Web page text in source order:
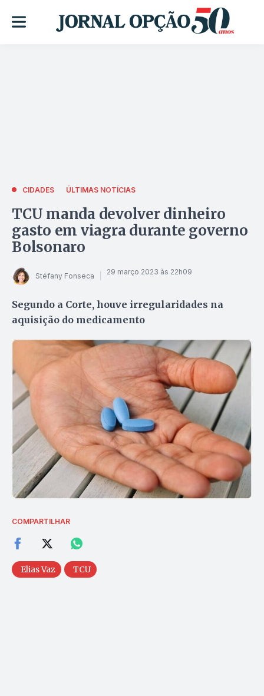
CIDADES ÚLTIMAS NOTÍCIAS
TCU manda devolver dinheiro
gasto em viagra durante governo
Bolsonaro
Stéfany Fonseca 29 março 2023 às 22h09
Segundo a Corte, houve irregularidades na
aquisição do medicamento
COMPARTILHAR
Elias Vaz TCU